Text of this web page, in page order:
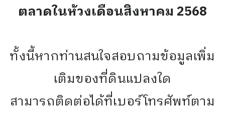
ตลาดในห้วงเดือนสิงหาคม 2568
ทั้งนี้หากท่านสนใจสอบถามข้อมูลเพิ่ม
เติมของที่ดินแปลงใด
สามารถติดต่อได้ที่เบอร์โทรศัพท์ตาม